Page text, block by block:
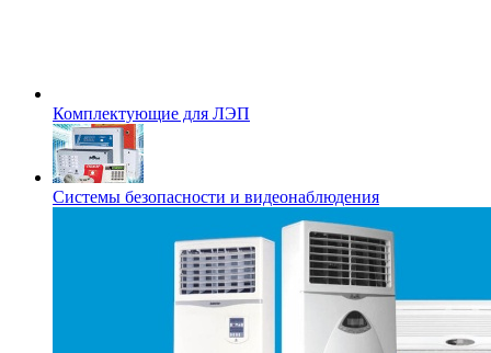
Комплектующие для ЛЭП
Системы безопасности и видеонаблюдения